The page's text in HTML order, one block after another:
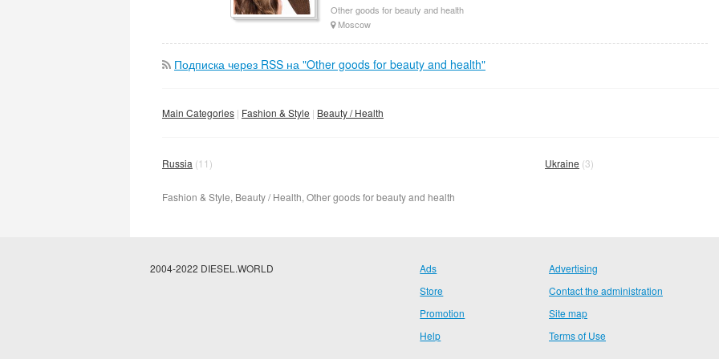
Other goods for beauty and health
Moscow
Подписка через RSS на "Other goods for beauty and health"
Main Categories Fashion & Style Beauty / Health
Russia (11) Ukraine (3)
Fashion & Style, Beauty / Health, Other goods for beauty and health
2004-2022 DIESEL.WORLD
Ads
Store
Promotion
Help
Advertising
Contact the administration
Site map
Terms of Use